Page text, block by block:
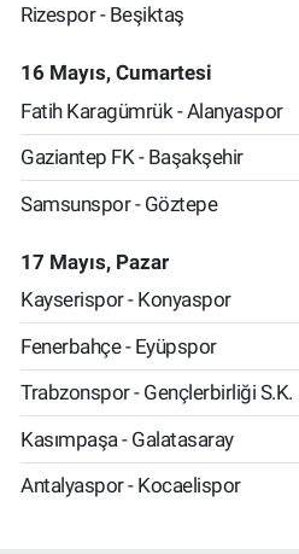
Rizespor - Beşiktaş
16 Mayıs, Cumartesi
Fatih Karagümrük - Alanyaspor
Gaziantep FK - Başakşehir
Samsunspor - Göztepe
17 Mayıs, Pazar
Kayserispor - Konyaspor
Fenerbahçe - Eyüpspor
Trabzonspor - Gençlerbirliği S.K.
Kasımpaşa - Galatasaray
Antalyaspor - Kocaelispor